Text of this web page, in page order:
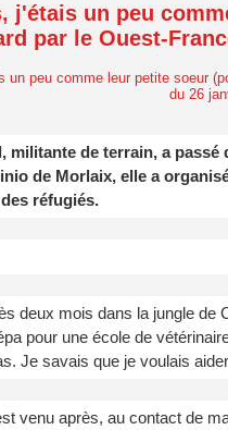
j'étais un peu
par le Ouest-
militante de terrain, a
de Morlaix, elle a
réfugiés.
deux mois dans la jungle de
pour une école de
Je savais que je voulais
venu après, au contact de